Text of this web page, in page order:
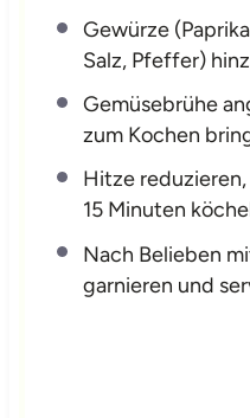
Gewürze
Salz, Pfeffer)
Gemüsebrühe
zum Kochen
Hitze
15 Minuten
Nach Belieben
garnieren und